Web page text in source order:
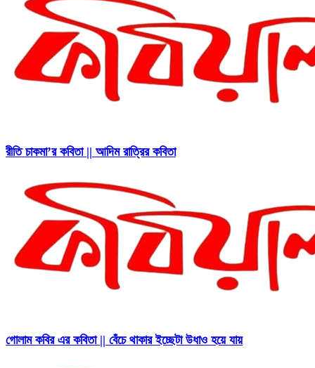
রীতি চাকমা’র কবিতা || আদিম রাত্রির কবিতা
গোলাম কবির এর কবিতা || বেঁচে থাকার ইচ্ছেটা উধাও হয়ে যায়